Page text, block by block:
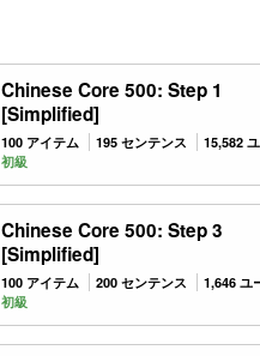
Chinese Core 500: Step 1
[Simplified]
100 アイテム 195 センテンス
15,582
初級
Chinese Core 500: Step 3
[Simplified]
100 アイテム 200 センテンス
1,646 ユ
初級